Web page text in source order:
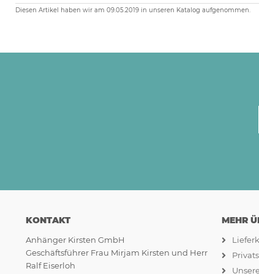
Diesen Artikel haben wir am 09.05.2019 in unseren Katalog aufgenommen.
KONTAKT
Anhänger Kirsten GmbH
Geschäftsführer Frau Mirjam Kirsten und Herr
Ralf Eiserloh
MEHR